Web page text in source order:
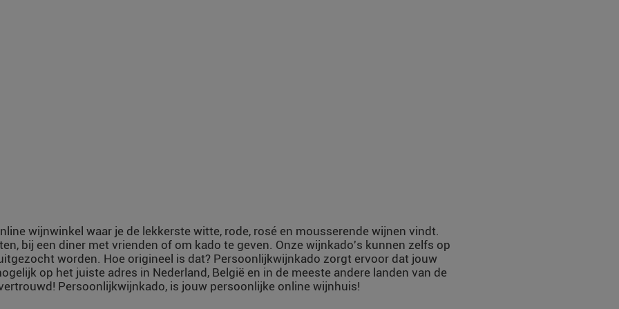
wijnwinkel waar je de lekkerste witte, rode, rosé en mousserende wijnen vindt.
bij een diner met vrienden of om kado te geven. Onze wijnkado's kunnen zelfs op
worden. Hoe origineel is dat? Persoonlijkwijnkado zorgt ervoor dat jouw
op het juiste adres in Nederland, België en in de meeste andere landen van de
Persoonlijkwijnkado, is jouw persoonlijke online wijnhuis!